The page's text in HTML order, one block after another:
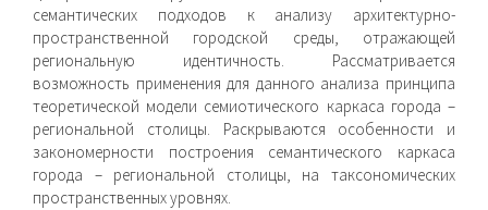
семантических подходов к анализу архитектурно-
пространственной городской среды, отражающей
региональную идентичность. Рассматривается
возможность применения для данного анализа принципа
теоретической модели семиотического каркаса города –
региональной столицы. Раскрываются особенности и
закономерности построения семантического каркаса
города – региональной столицы, на таксономических
пространственных уровнях.